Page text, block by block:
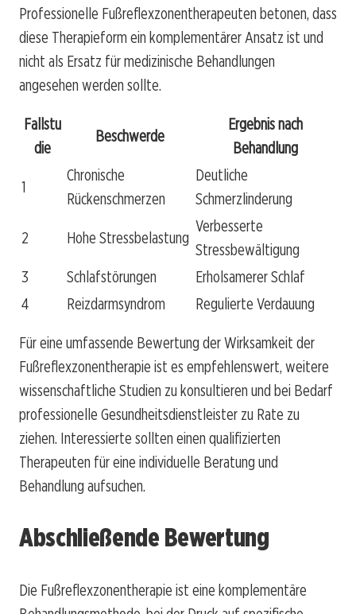
Professionelle Fußreflexzonentherapeuten betonen, dass
diese Therapieform ein komplementärer Ansatz ist und
nicht als Ersatz für medizinische Behandlungen
angesehen werden sollte.
Fallstu
die
Beschwerde
Ergebnis nach
Behandlung
1
Chronische
Rückenschmerzen
Deutliche
Schmerzlinderung
2 Hohe Stressbelastung
Verbesserte
Stressbewältigung
3
Schlafstörungen
Erholsamerer Schlaf
4
Reizdarmsyndrom Regulierte Verdauung
Für eine umfassende Bewertung der Wirksamkeit der
Fußreflexzonentherapie ist es empfehlenswert, weitere
wissenschaftliche Studien zu konsultieren und bei Bedarf
professionelle Gesundheitsdienstleister zu Rate zu
ziehen. Interessierte sollten einen qualifizierten
Therapeuten für eine individuelle Beratung und
Behandlung aufsuchen.
Abschließende Bewertung
Die Fußreflexzonentherapie ist eine komplementäre